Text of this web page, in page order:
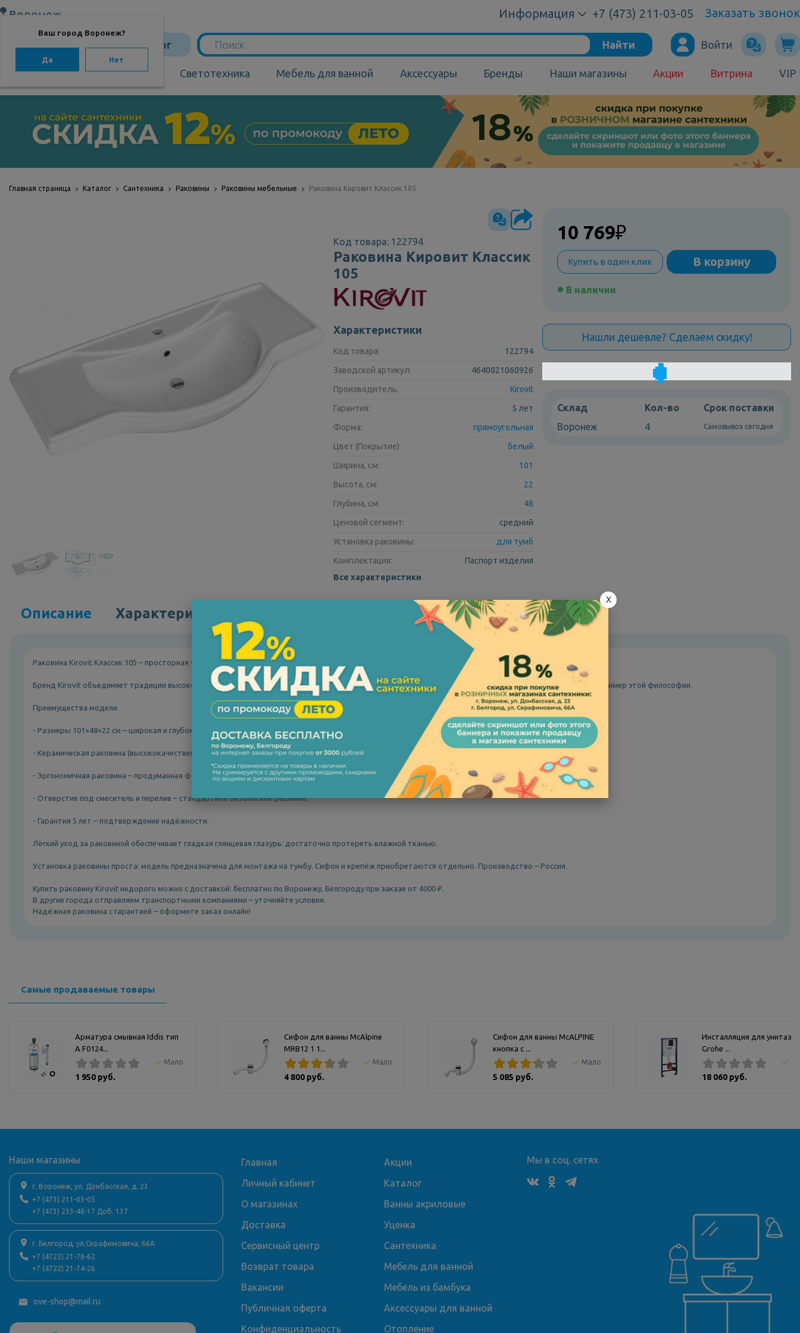
Воронеж
Ваш город Воронеж?
Да Нет
Информация +7 (473) 211-03-05 Заказать звонок
Каталог
Сантехника
Мебель для ванной
Мебель из бамбука
Аксессуары для
Светотехника
Найти
Сантехника Светотехника Мебель для ванной Аксессуары Бренды Наши магазины Акции Витрина VIP
Войти
Главная страница Каталог Сантехника Раковины Раковины мебельные Раковина Кировит Классик 105
Код товара: 122794
Раковина Кировит Классик
105
Характеристики
Код товара:
122794
Заводской артикул:
4640021060926
Производитель:
Kirovit
Гарантия:
5 лет
Форма:
прямоугольная
Цвет (Покрытие):
белый
Ширина, см:
101
Высота, см:
22
Глубина, см:
48
Ценовой сегмент:
средний
Установка раковины:
для тумб
Комплектация:
Паспорт изделия
Все характеристики
10 769₽
Купить в один клик В корзину
В наличии
Нашли дешевле? Сделаем скидку!
Склад Кол-во
Срок поставки
Воронеж
4 Самовывоз сегодня
Описание Характеристики
Раковина Kirovit Классик 105 – просторная чаша и европейское качество
Бренд Kirovit объединяет традиции высокого качества, передовые европейские технологии и современный дизайн. Раковина Kirovit Классик 105 – яркий пример этой философии.
Преимущества модели
- Размеры 101×48×22 см – широкая и глубокая чаша предотвращает разбрызгивание, удобна для всей семьи.
- Керамическая раковина (высококачественный санфаянс) устойчива к сколам, перепадам температур и бытовой химии.
- Эргономичная раковина – продуманная форма бортиков и скосов обеспечивает комфортное умывание и быстрый слив.
- Отверстие под смеситель и перелив – стандартное безопасное решение.
- Гарантия 5 лет – подтверждение надёжности.
Лёгкий уход за раковиной обеспечивает гладкая глянцевая глазурь: достаточно протереть влажной тканью.
Установка раковины проста: модель предназначена для монтажа на тумбу. Сифон и крепёж приобретаются отдельно. Производство – Россия.
Купить раковину Kirovit недорого можно с доставкой: бесплатно по Воронежу, Белгороду при заказе от 4000 ₽.
В другие города отправляем транспортными компаниями – уточняйте условия.
Надёжная раковина с гарантией – оформите заказ онлайн!
Самые продаваемые товары
Арматура смывная Iddis тип
А F0124...
Мало
1 950 руб.
Сифон для ванны McAlpine
MRB12 1 1...
Мало
4 800 руб.
Сифон для ванны McALPINE
кнопка с ...
Мало
5 085 руб.
Инсталляция для унитаза
Grohe ...
18 060 руб.
Наши магазины
г. Воронеж, ул. Донбасская, д. 23
+7 (473) 211-03-05
+7 (473) 233-48-17 Доб. 137
г. Белгород, ул.Серафимовича, 66А
+7 (4722) 21-78-62
+7 (4722) 21-74-26
ove-shop@mail.ru
Главная
Личный кабинет
О магазинах
Доставка
Сервисный центр
Возврат товара
Вакансии
Публичная оферта
Конфиденциальность
Акции
Каталог
Ванны акриловые
Уценка
Сантехника
Мебель для ванной
Мебель из бамбука
Аксессуары для ванной
Отопление
Мы в соц. сетях
X